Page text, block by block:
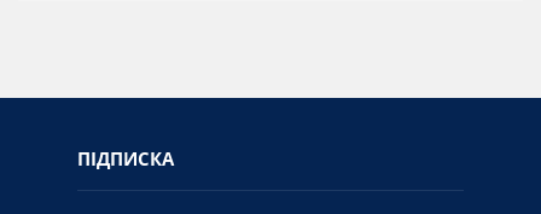
ПІДПИСКА